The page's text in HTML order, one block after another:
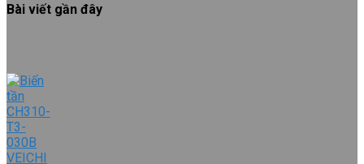
Bài viết gần đây